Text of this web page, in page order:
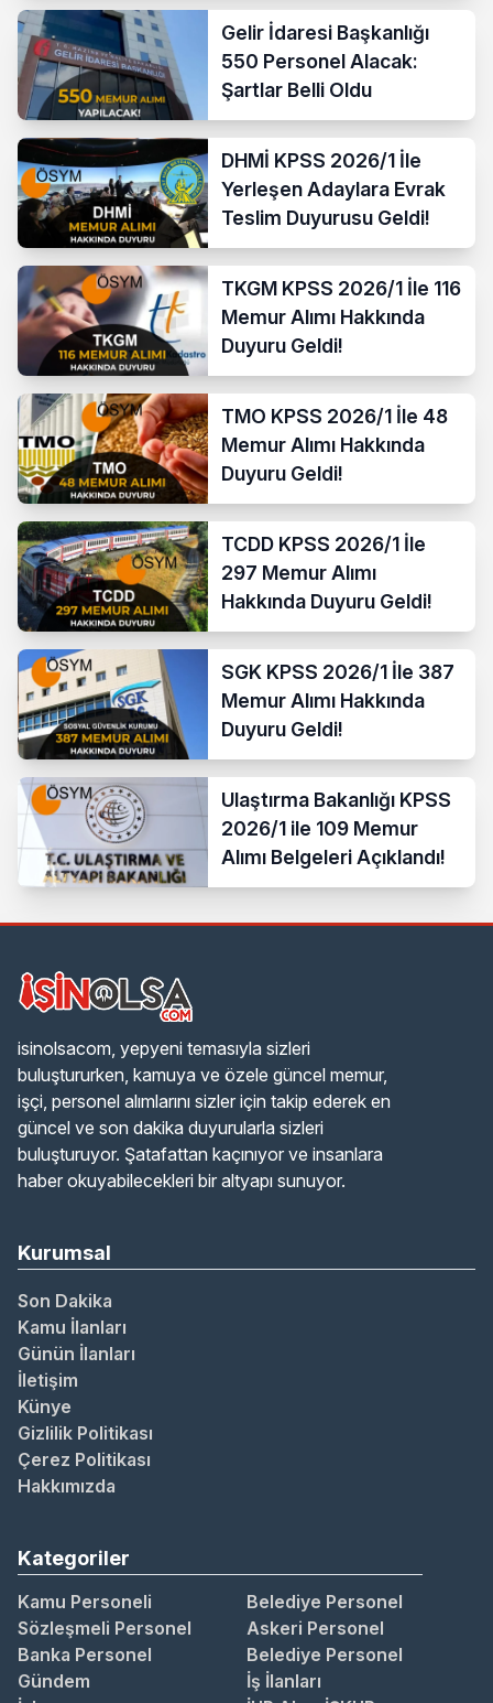
Gelir İdaresi Başkanlığı
550 Personel Alacak:
Şartlar Belli Oldu
DHMİ KPSS 2026/1 İle
Yerleşen Adaylara Evrak
Teslim Duyurusu Geldi!
TKGM KPSS 2026/1 İle 116
Memur Alımı Hakkında
Duyuru Geldi!
TMO KPSS 2026/1 İle 48
Memur Alımı Hakkında
Duyuru Geldi!
TCDD KPSS 2026/1 İle
297 Memur Alımı
Hakkında Duyuru Geldi!
SGK KPSS 2026/1 İle 387
Memur Alımı Hakkında
Duyuru Geldi!
Ulaştırma Bakanlığı KPSS
2026/1 ile 109 Memur
Alımı Belgeleri Açıklandı!
isinolsacom, yepyeni temasıyla sizleri
buluştururken, kamuya ve özele güncel memur,
işçi, personel alımlarını sizler için takip ederek en
güncel ve son dakika duyurularla sizleri
buluşturuyor. Şatafattan kaçınıyor ve insanlara
haber okuyabilecekleri bir altyapı sunuyor.
Kurumsal
Son Dakika
Kamu İlanları
Günün İlanları
İletişim
Künye
Gizlilik Politikası
Çerez Politikası
Hakkımızda
Kategoriler
Kamu Personeli
Belediye Personel
Sözleşmeli Personel
Askeri Personel
Banka Personel
Belediye Personel
Gündem
İş İlanları